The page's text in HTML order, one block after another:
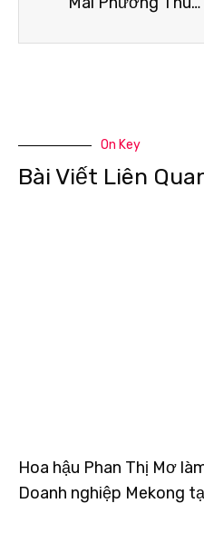
On Key
Bài Viết Liên
Hoa hậu Phan Thị Mơ
Doanh nghiệp Mekong